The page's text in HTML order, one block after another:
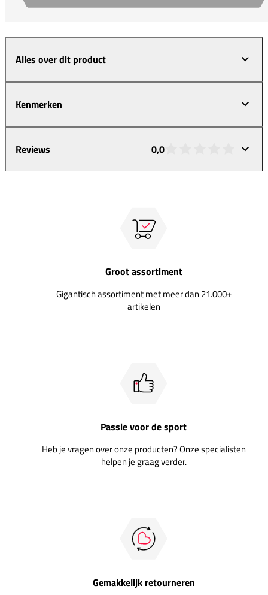
Alles over dit product
Kenmerken
Reviews 0,0
Groot assortiment
Gigantisch assortiment met meer dan 21.000+
artikelen
Passie voor de sport
Heb je vragen over onze producten? Onze specialisten
helpen je graag verder.
Gemakkelijk retourneren